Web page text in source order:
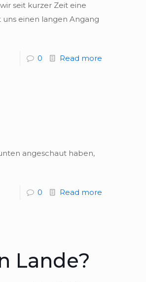
seit kur­zer Zeit eine
einen lan­gen Angang
0 Read more
ange­schaut haben,
0 Read more
Lande?